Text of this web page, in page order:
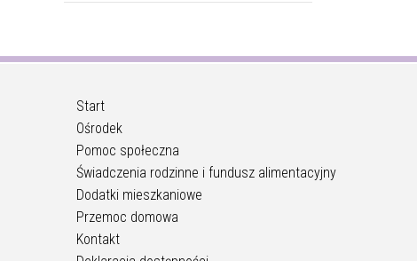
Start
Ośrodek
Pomoc społeczna
Świadczenia rodzinne i fundusz alimentacyjny
Dodatki mieszkaniowe
Przemoc domowa
Kontakt